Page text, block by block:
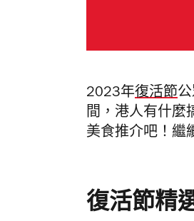
2023年復活節
間，港人有什麼
美食推介吧！繼
復活節精